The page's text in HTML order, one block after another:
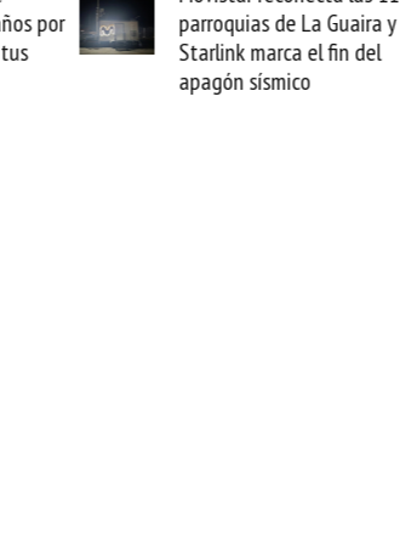
por
parroquias de La Guaira y
Starlink marca el fin del
apagón sísmico